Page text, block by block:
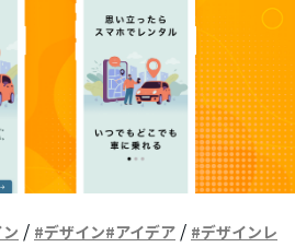
/ #デザイン#アイデア / #デザインレ